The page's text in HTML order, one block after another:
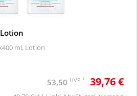
ml, Lotion
53,50 UVP 1 39,76 €